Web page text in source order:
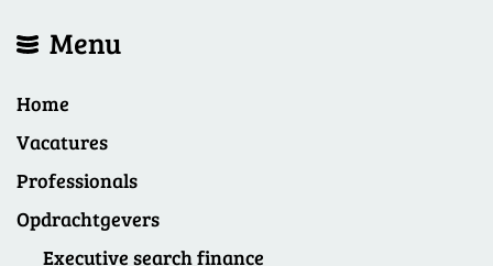
Menu
Home
Vacatures
Professionals
Opdrachtgevers
Executive search finance